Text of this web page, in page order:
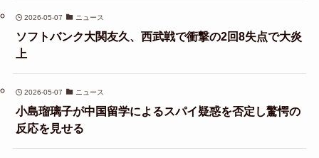
2026-05-07 ニュース
ソフトバンク大関友久、西武戦で衝撃の2回8失点で大炎
上
2026-05-07 ニュース
小島瑠璃子が中国留学によるスパイ疑惑を否定し驚愕の
反応を見せる